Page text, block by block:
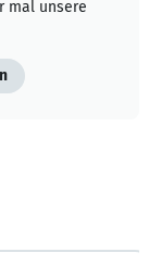
mal unsere